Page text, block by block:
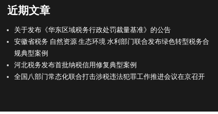
近期文章
关于发布《华东区域税务行政处罚裁量基准》的公告
安徽省税务 自然资源 生态环境 水利部门联合发布绿色转型税务合
规典型案例
河北税务发布首批纳税信用修复典型案例
全国八部门常态化联合打击涉税违法犯罪工作推进会议在京召开